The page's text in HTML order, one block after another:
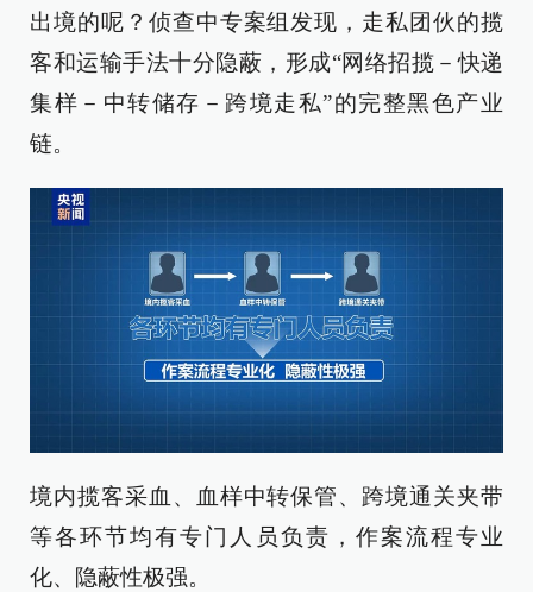
出境的呢？侦查中专案组发现，走私团伙的揽
客和运输手法十分隐蔽，形成“网络招揽－快递
集样－中转储存－跨境走私”的完整黑色产业
链。
境内揽客采血、血样中转保管、跨境通关夹带
等各环节均有专门人员负责，作案流程专业
化、隐蔽性极强。